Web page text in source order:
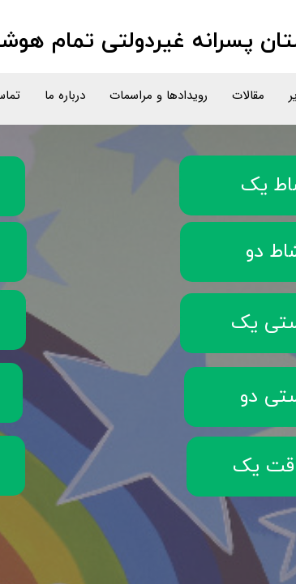
پسرانه غیردولتی تمام
مقالات رویدادها و مراسمات درباره ما
دو
یک
دو
یک
یک